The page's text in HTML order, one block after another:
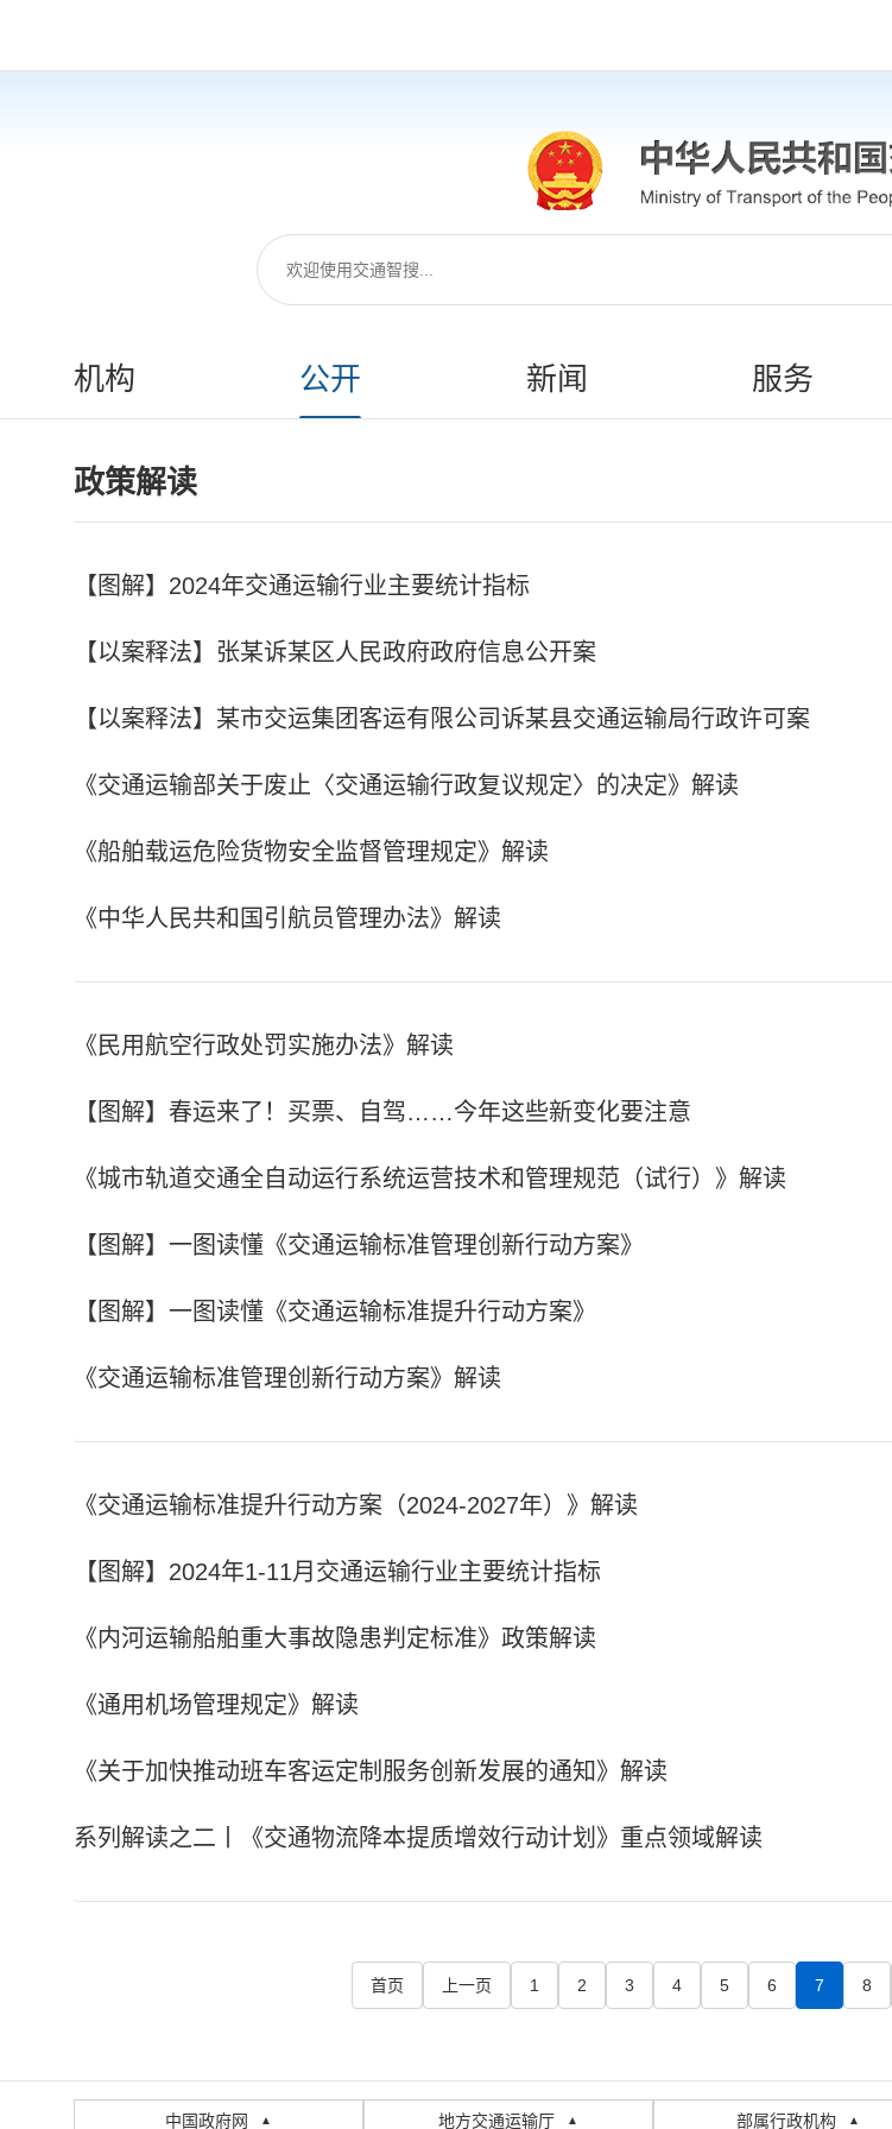
机构 公开 新闻 服务
政策解读
【图解】2024年交通运输行业主要统计指标
【以案释法】张某诉某区人民政府政府信息公开案
【以案释法】某市交运集团客运有限公司诉某县交通运输局行政许可案
《交通运输部关于废止〈交通运输行政复议规定〉的决定》解读
《船舶载运危险货物安全监督管理规定》解读
《中华人民共和国引航员管理办法》解读
《民用航空行政处罚实施办法》解读
【图解】春运来了！买票、自驾……今年这些新变化要注意
《城市轨道交通全自动运行系统运营技术和管理规范（试行）》解读
【图解】一图读懂《交通运输标准管理创新行动方案》
【图解】一图读懂《交通运输标准提升行动方案》
《交通运输标准管理创新行动方案》解读
《交通运输标准提升行动方案（2024-2027年）》解读
【图解】2024年1-11月交通运输行业主要统计指标
《内河运输船舶重大事故隐患判定标准》政策解读
《通用机场管理规定》解读
《关于加快推动班车客运定制服务创新发展的通知》解读
系列解读之二丨《交通物流降本提质增效行动计划》重点领域解读
首页 上一页 1 2 3 4 5 6 7 8
中国政府网 ▲ 地方交通运输厅 ▲ 部属行政机构 ▲